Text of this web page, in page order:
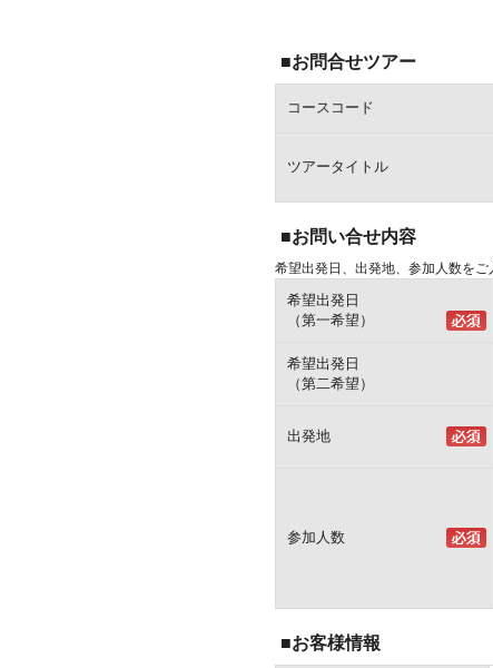
■お問合せツアー
コースコード
ツアータイトル
■お問い合せ内容
希望出発日、出発地、参加人数をご
希望出発日
（第一希望）
希望出発日
（第二希望）
出発地
参加人数
■お客様情報